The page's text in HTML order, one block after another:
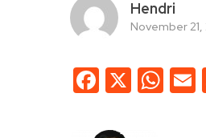
Hendri
November 21,
X